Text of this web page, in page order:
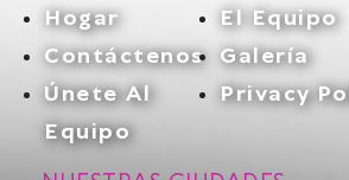
Hogar
El Equipo
Contáctenos Galería
Únete Al
Equipo
Privacy